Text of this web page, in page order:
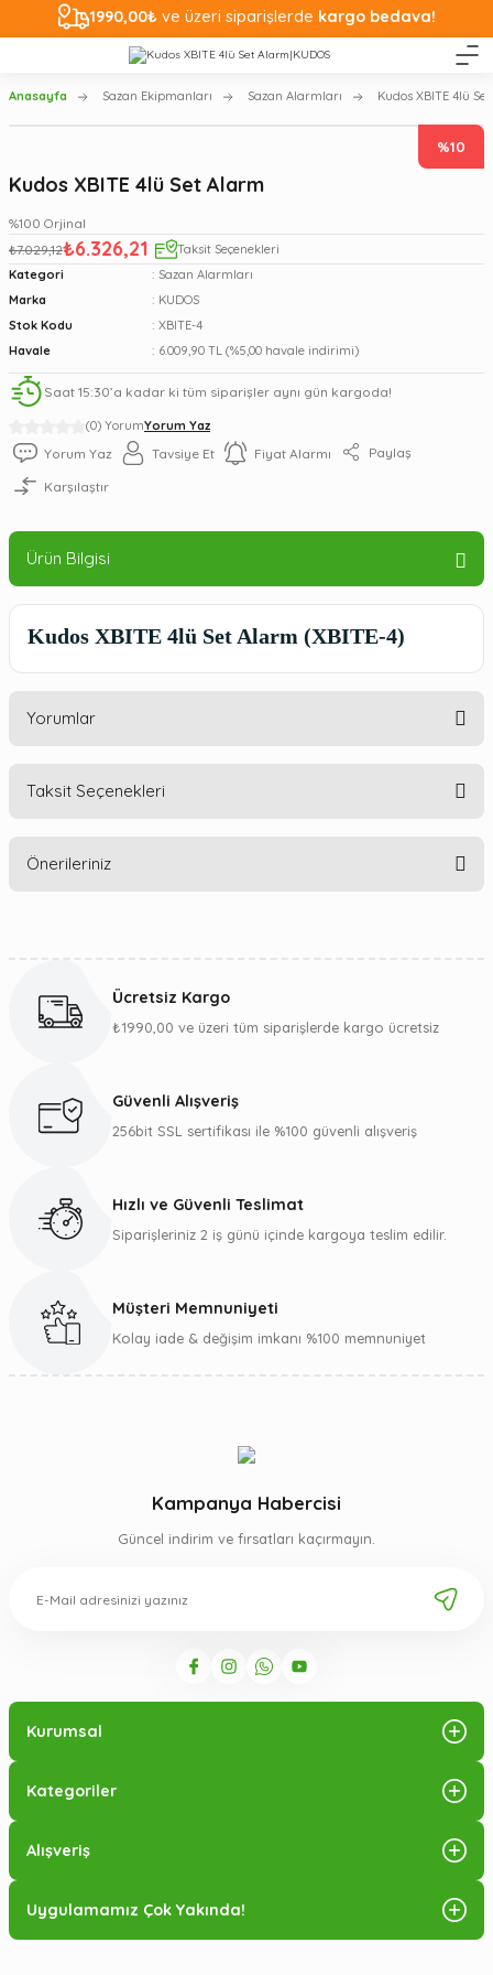
1990,00₺ ve üzeri siparişlerde kargo bedava!
Anasayfa Sazan Ekipmanları Sazan Alarmları Kudos XBITE 4lü
%10
(0) YorumYorum Yaz
Kudos XBITE 4lü Set Alarm
%100 Orjinal
₺7.029,12₺6.326,21
Taksit Seçenekleri
Kategori
Sazan Alarmları
Marka
KUDOS
Stok Kodu
XBITE-4
Havale
6.009,90 TL (%5,00 havale indirimi)
Saat 15:30’a kadar ki tüm siparişler aynı gün kargoda!
Yorum Yaz Tavsiye Et Fiyat Alarmı Paylaş
Karşılaştır
Ürün Bilgisi
Kudos XBITE 4lü Set Alarm (XBITE-4)
Yorumlar
Taksit Seçenekleri
Önerileriniz
Görüş ve önerileriniz için teşekkür ederiz.
Ürün bilgilerinde hatalar bulunuyor.
Gönder
Ücretsiz Kargo
₺1990,00 ve üzeri tüm siparişlerde kargo ücretsiz
Güvenli Alışveriş
256bit SSL sertifikası ile %100 güvenli alışveriş
Hızlı ve Güvenli Teslimat
Siparişleriniz 2 iş günü içinde kargoya teslim edilir.
Müşteri Memnuniyeti
Kolay iade & değişim imkanı %100 memnuniyet
Kampanya Habercisi
Güncel indirim ve fırsatları kaçırmayın.
Kurumsal
Kategoriler
Alışveriş
Uygulamamız Çok Yakında!